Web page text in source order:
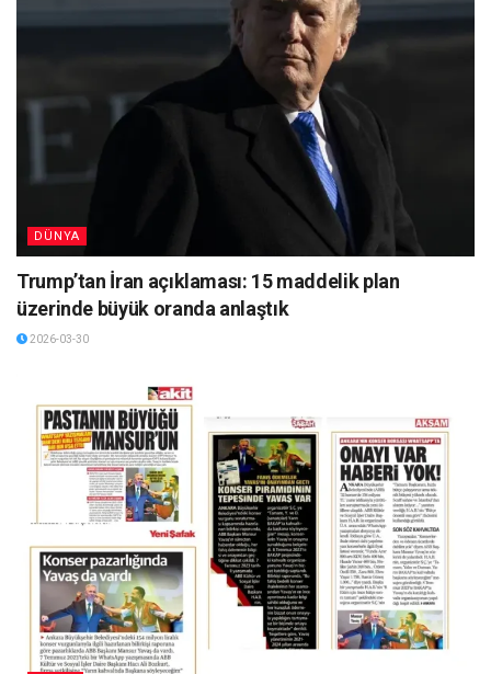
DÜNYA
Trump’tan İran açıklaması: 15 maddelik plan
üzerinde büyük oranda anlaştık
2026-03-30